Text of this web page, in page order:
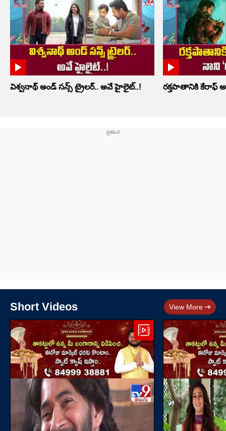
విశ్వనాథ్ అండ్ సన్స్ ట్రైలర్.. అవే హైలైట్..! రక్తపాతానికి కేరాఫ్
Short Videos View More